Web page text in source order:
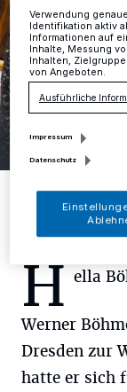
Was für ein Paar!
H ella
Werner
Dresden zur
hatte er sich
Verwendung
Identifikation aktiv
Informationen auf
Inhalte, Messung
Inhalten,
von Angeboten.
Ausführliche
Impressum
Datenschutz